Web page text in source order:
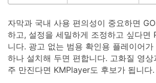
자막과 국내 사용 편의성이 중요하면
하고, 설정을 세밀하게 조정하고 싶다면
니다. 광고 없는 범용 확인용 플레이어
하나 설치해 두면 편합니다. 고화질 영
주 만진다면 KMPlayer도 후보가 됩니다.